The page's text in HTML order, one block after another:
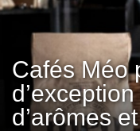
Cafés Méo
d’arômes